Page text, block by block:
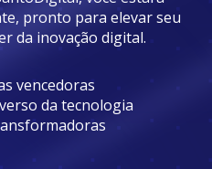
pronto para elevar seu
da inovação digital.
vencedoras
da tecnologia